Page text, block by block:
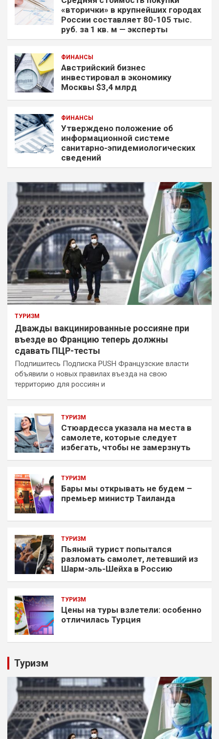
«вторички» в крупнейших городах
России составляет 80-105 тыс.
руб. за 1 кв. м — эксперты
ФИНАНСЫ
Австрийский бизнес
инвестировал в экономику
Москвы $3,4 млрд
ФИНАНСЫ
Утверждено положение об
информационной системе
санитарно-эпидемиологических
сведений
ТУРИЗМ
Дважды вакцинированные россияне при
въезде во Францию теперь должны
сдавать ПЦР-тесты
Подпишитесь Подписка PUSH Французские власти
объявили о новых правилах въезда на свою
территорию для россиян и
ТУРИЗМ
Стюардесса указала на места в
самолете, которые следует
избегать, чтобы не замерзнуть
ТУРИЗМ
Бары мы открывать не будем –
премьер министр Таиланда
ТУРИЗМ
Пьяный турист попытался
разломать самолет, летевший из
Шарм-эль-Шейха в Россию
ТУРИЗМ
Цены на туры взлетели: особенно
отличилась Турция
Туризм